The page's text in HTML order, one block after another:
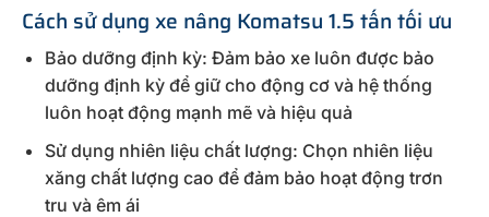
Cách sử dụng xe nâng Komatsu 1.5 tấn tối ưu
Bảo dưỡng định kỳ: Đảm bảo xe luôn được bảo
dưỡng định kỳ để giữ cho động cơ và hệ thống
luôn hoạt động mạnh mẽ và hiệu quả
Sử dụng nhiên liệu chất lượng: Chọn nhiên liệu
xăng chất lượng cao để đảm bảo hoạt động trơn
tru và êm ái